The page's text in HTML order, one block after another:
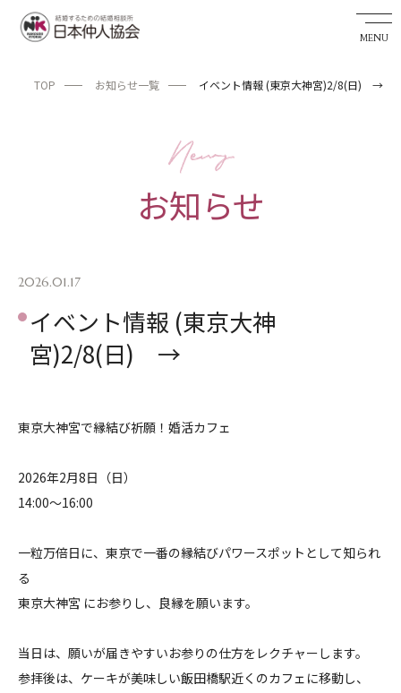
私たちの実績
婚活アドバイザーを探す
料金について
成婚者の声
TOP お知らせ一覧 イベント情報 (東京大神宮)2/8(日) →
お知らせ
2026.01.17
イベント情報 (東京大神
宮)2/8(日) →
東京大神宮で縁結び祈願！婚活カフェ
2026年2月8日（日）
14:00〜16:00
一粒万倍日に、東京で一番の縁結びパワースポットとして知られ
る
東京大神宮 にお参りし、良縁を願います。
当日は、願いが届きやすいお参りの仕方をレクチャーします。
参拝後は、ケーキが美味しい飯田橋駅近くのカフェに移動し、